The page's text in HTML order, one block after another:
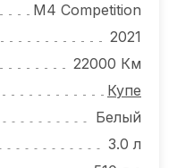
M4 Competition
2021
22000 Км
Купе
Белый
3.0 л